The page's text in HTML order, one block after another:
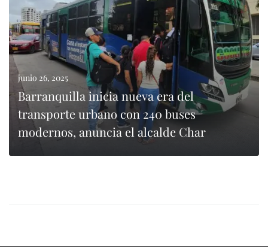
junio 26, 2025
Barranquilla inicia nueva era del
transporte urbano con 240 buses
modernos, anuncia el alcalde Char